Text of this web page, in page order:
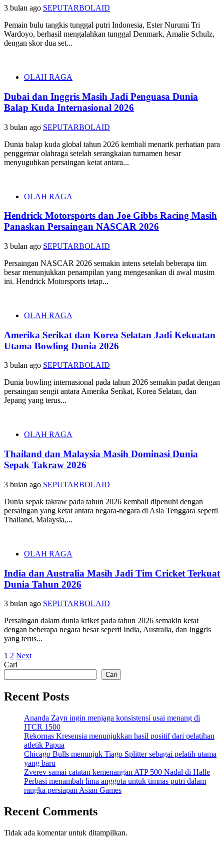
3 bulan ago SEPUTARBOLAID
Pemain bulu tangkis tunggal putri Indonesia, Ester Nurumi Tri
Wardoyo, berhasil mengalahkan tunggal Denmark, Amalie Schulz,
dengan skor dua set...
OLAH RAGA
Dubai dan Inggris Masih Jadi Penguasa Dunia
Balap Kuda Internasional 2026
3 bulan ago SEPUTARBOLAID
Dunia balap kuda global tahun 2026 kembali menarik perhatian para
penggemar olahraga setelah serangkaian turnamen besar
menyuguhkan persaingan ketat antara...
OLAH RAGA
Hendrick Motorsports dan Joe Gibbs Racing Masih
Panaskan Persaingan NASCAR 2026
3 bulan ago SEPUTARBOLAID
Persaingan NASCAR 2026 semakin intens setelah beberapa tim
besar menunjukkan penampilan yang mengesankan di awal musim
ini. Hendrick Motorsports tetap...
OLAH RAGA
Amerika Serikat dan Korea Selatan Jadi Kekuatan
Utama Bowling Dunia 2026
3 bulan ago SEPUTARBOLAID
Dunia bowling internasional pada tahun 2026 semakin padat dengan
persaingan sengit antara Amerika Serikat, Korea Selatan, dan
Jepang yang terus...
OLAH RAGA
Thailand dan Malaysia Masih Dominasi Dunia
Sepak Takraw 2026
3 bulan ago SEPUTARBOLAID
Dunia sepak takraw pada tahun 2026 kembali dipenuhi dengan
persaingan yang ketat antara negara-negara di Asia Tenggara seperti
Thailand, Malaysia,...
OLAH RAGA
India dan Australia Masih Jadi Tim Cricket Terkuat
Dunia Tahun 2026
3 bulan ago SEPUTARBOLAID
Persaingan dalam dunia kriket pada tahun 2026 semakin ketat
dengan beberapa negara besar seperti India, Australia, dan Inggris
yang terus...
Paginasi
pos
1 2 Next
Cari
Cari
Recent Posts
Ananda Zayn ingin menjaga konsistensi usai menang di
ITCR 1500
Rekornas Kresensia menunjukkan hasil positif dari pelatihan
atletik Papua
Chicago Bulls menunjuk Tiago Splitter sebagai pelatih utama
yang baru
Zverev samai catatan kemenangan ATP 500 Nadal di Halle
Perbasi menambah lima anggota untuk timnas putri dalam
rangka persiapan Asian Games
Recent Comments
Tidak ada komentar untuk ditampilkan.